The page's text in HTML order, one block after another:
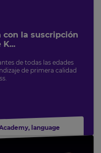
la suscripción
de todas las edades
de primera calidad
, language